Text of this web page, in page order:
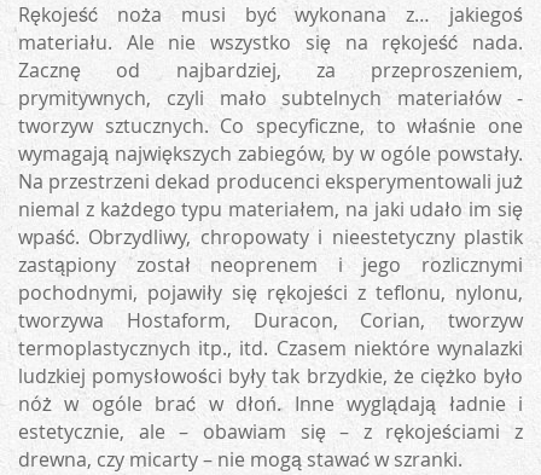
Rękojeść noża musi być wykonana z… jakiegoś
materiału. Ale nie wszystko się na rękojeść nada.
Zacznę od najbardziej, za przeproszeniem,
prymitywnych, czyli mało subtelnych materiałów -
tworzyw sztucznych. Co specyficzne, to właśnie one
wymagają największych zabiegów, by w ogóle powstały.
Na przestrzeni dekad producenci eksperymentowali już
niemal z każdego typu materiałem, na jaki udało im się
wpaść. Obrzydliwy, chropowaty i nieestetyczny plastik
zastąpiony został neoprenem i jego rozlicznymi
pochodnymi, pojawiły się rękojeści z teflonu, nylonu,
tworzywa Hostaform, Duracon, Corian, tworzyw
termoplastycznych itp., itd. Czasem niektóre wynalazki
ludzkiej pomysłowości były tak brzydkie, że ciężko było
nóż w ogóle brać w dłoń. Inne wyglądają ładnie i
estetycznie, ale – obawiam się – z rękojeściami z
drewna, czy micarty – nie mogą stawać w szranki.